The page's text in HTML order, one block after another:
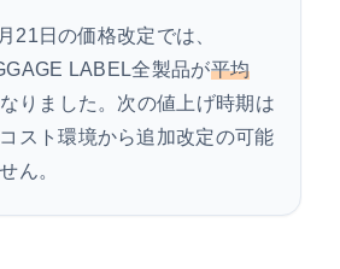
21日の価格改定では、
LABEL全製品が平均
りました。次の値上げ時期は
スト環境から追加改定の可能
ん。